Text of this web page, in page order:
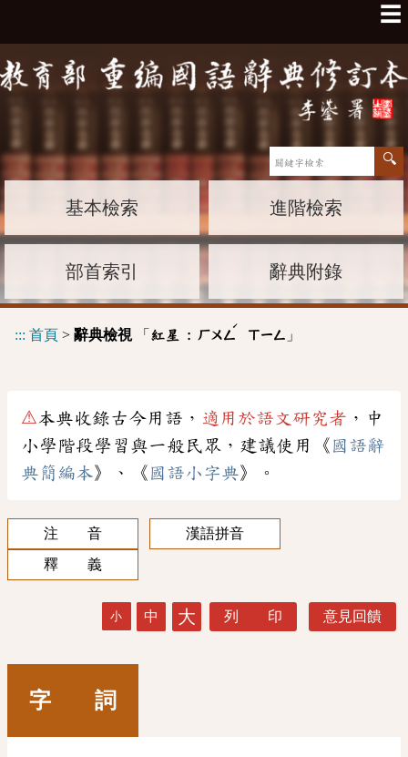
☰
基本檢索 進階檢索
部首索引 辭典附錄
::: 首頁 > 辭典檢視「 紅星 : ㄏㄨㄥ
ˊ
ㄒㄧㄥ 」
⚠本典收錄古今用語， 適用於語文研究者 ，中
小學階段學習與一般民眾，建議使用《 國語辭
典簡編本》、《 國語小字典》。
注 音
漢語拼音
釋 義
小 中 大 列 印 意見回饋
字 詞